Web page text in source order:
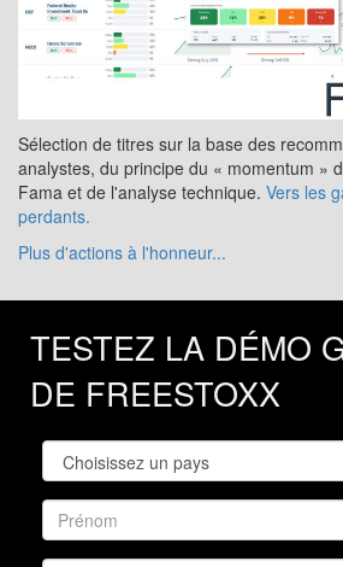
Sélection de titres sur la base des
analystes, du principe du « momentum »
Fama et de l'analyse technique. Vers les
perdants.
Plus d'actions à l'honneur...
TESTEZ LA DÉMO
DE FREESTOXX